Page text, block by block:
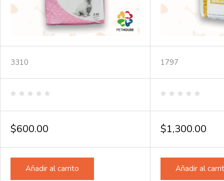
3310 1797
en
de
5
en
de
5
$600.00 $1,300.00
Añadir al carrito Añadir al